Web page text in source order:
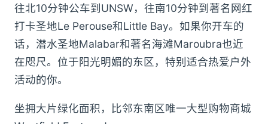
往北10分钟公车到UNSW，往南10分钟到著名网红
打卡圣地Le Perouse和Little Bay。如果你开车的
话，潜水圣地Malabar和著名海滩Maroubra也近
在咫尺。位于阳光明媚的东区，特别适合热爱户外
活动的你。
坐拥大片绿化面积，比邻东南区唯一大型购物商城